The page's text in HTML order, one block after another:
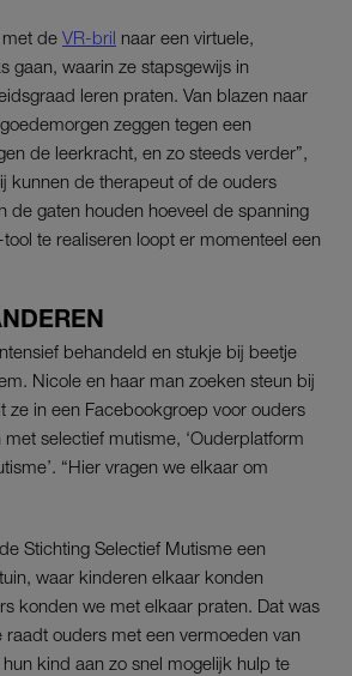
de VR-bril naar een virtuele,
gaan, waarin ze stapsgewijs in
leren praten. Van blazen naar
zeggen tegen een
de leerkracht, en zo steeds verder”,
kunnen de therapeut of de ouders
de gaten houden hoeveel de spanning
te realiseren loopt er momenteel een
behandeld en stukje bij beetje
Nicole en haar man zoeken steun bij
ze in een Facebookgroep voor ouders
selectief mutisme, ‘Ouderplatform
“Hier vragen we elkaar om
Stichting Selectief Mutisme een
waar kinderen elkaar konden
konden we met elkaar praten. Dat was
raadt ouders met een vermoeden van
kind aan zo snel mogelijk hulp te